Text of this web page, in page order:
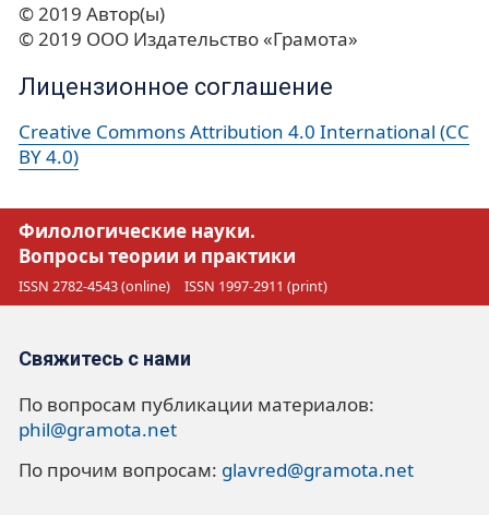
© 2019 Автор(ы)
© 2019 ООО Издательство «Грамота»
Лицензионное соглашение
Creative Commons Attribution 4.0 International (CC
BY 4.0)
Филологические науки.
Вопросы теории и практики
ISSN 2782-4543 (online) ISSN 1997-2911 (print)
Свяжитесь с нами
По вопросам публикации материалов:
phil@gramota.net
По прочим вопросам: glavred@gramota.net